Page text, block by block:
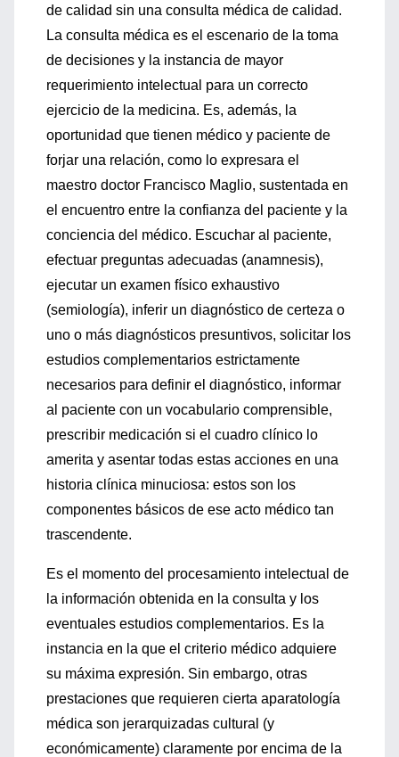
de calidad sin una consulta médica de calidad.
La consulta médica es el escenario de la toma
de decisiones y la instancia de mayor
requerimiento intelectual para un correcto
ejercicio de la medicina. Es, además, la
oportunidad que tienen médico y paciente de
forjar una relación, como lo expresara el
maestro doctor Francisco Maglio, sustentada en
el encuentro entre la confianza del paciente y la
conciencia del médico. Escuchar al paciente,
efectuar preguntas adecuadas (anamnesis),
ejecutar un examen físico exhaustivo
(semiología), inferir un diagnóstico de certeza o
uno o más diagnósticos presuntivos, solicitar los
estudios complementarios estrictamente
necesarios para definir el diagnóstico, informar
al paciente con un vocabulario comprensible,
prescribir medicación si el cuadro clínico lo
amerita y asentar todas estas acciones en una
historia clínica minuciosa: estos son los
componentes básicos de ese acto médico tan
trascendente.
Es el momento del procesamiento intelectual de
la información obtenida en la consulta y los
eventuales estudios complementarios. Es la
instancia en la que el criterio médico adquiere
su máxima expresión. Sin embargo, otras
prestaciones que requieren cierta aparatología
médica son jerarquizadas cultural (y
económicamente) claramente por encima de la